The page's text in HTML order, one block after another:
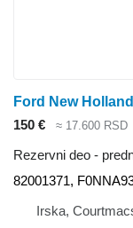
150 € ≈ 17.600 RSD
Rezervni deo -
82001371,
Irska,